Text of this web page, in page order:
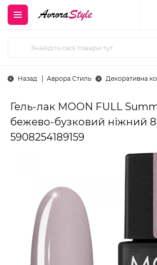
Назад Аврора Стиль Декоративна
Гель-лак MOON FULL
бежево-бузковий ніжний
5908254189159